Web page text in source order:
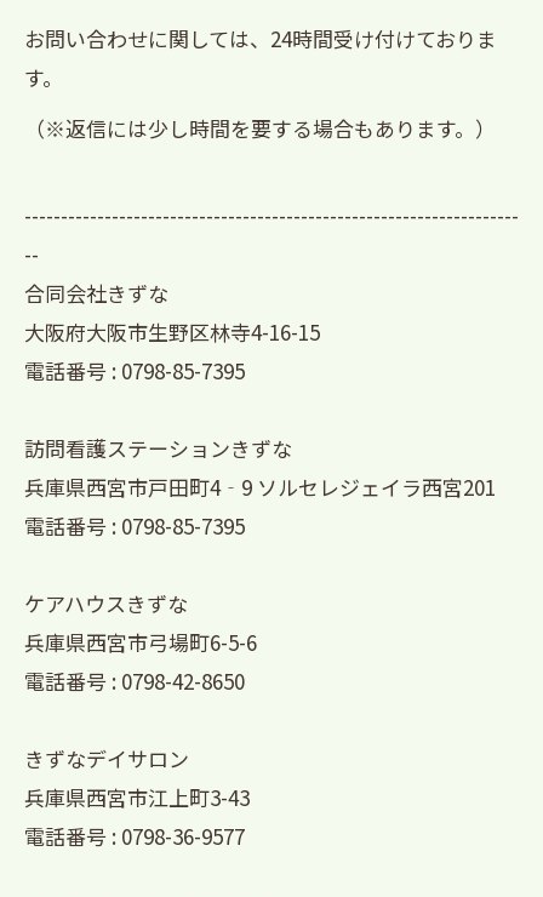
お問い合わせに関しては、24時間受け付けておりま
す。
（※返信には少し時間を要する場合もあります。）
--------------------------------------------------------------------
--
合同会社きずな
大阪府大阪市生野区林寺4-16-15
電話番号 : 0798-85-7395
訪問看護ステーションきずな
兵庫県西宮市戸田町4‐9 ソルセレジェイラ西宮201
電話番号 : 0798-85-7395
ケアハウスきずな
兵庫県西宮市弓場町6-5-6
電話番号 : 0798-42-8650
きずなデイサロン
兵庫県西宮市江上町3-43
電話番号 : 0798-36-9577